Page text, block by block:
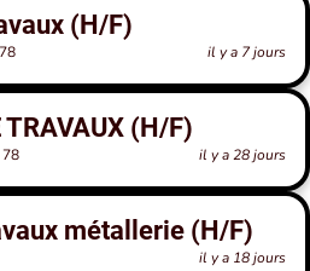
(H/F)
il y a 7 jours
TRAVAUX (H/F)
78 il y a 28 jours
métallerie (H/F)
il y a 18 jours